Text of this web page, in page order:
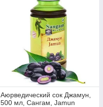
Аюрведический сок Джамун,
500 мл, Сангам, Jamun